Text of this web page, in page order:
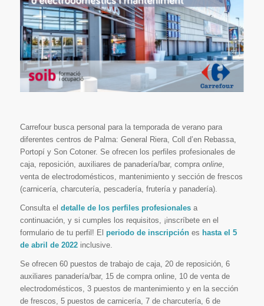
Carrefour busca personal para la temporada de verano para
diferentes centros de Palma: General Riera, Coll d’en Rebassa,
Portopí y Son Cotoner. Se ofrecen los perfiles profesionales de
caja, reposición, auxiliares de panadería/bar, compra online,
venta de electrodomésticos, mantenimiento y sección de frescos
(carnicería, charcutería, pescadería, frutería y panadería).
Consulta el detalle de los perfiles profesionalesa
continuación, y si cumples los requisitos, ¡inscríbete en el
formulario de tu perfil! El periodo de inscripciónes hasta el 5
de abril de 2022inclusive.
Se ofrecen 60 puestos de trabajo de caja, 20 de reposición, 6
auxiliares panadería/bar, 15 de compra online, 10 de venta de
electrodomésticos, 3 puestos de mantenimiento y en la sección
de frescos, 5 puestos de carnicería, 7 de charcutería, 6 de